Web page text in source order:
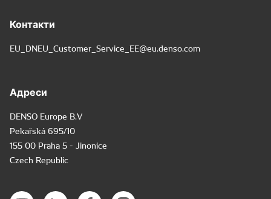
Контакти
EU_DNEU_Customer_Service_EE@eu.denso.com
Адреси
DENSO Europe B.V
Pekařská 695/10
155 00 Praha 5 - Jinonice
Czech Republic